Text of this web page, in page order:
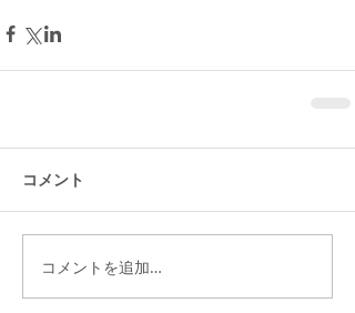
コメント
コメントを追加…